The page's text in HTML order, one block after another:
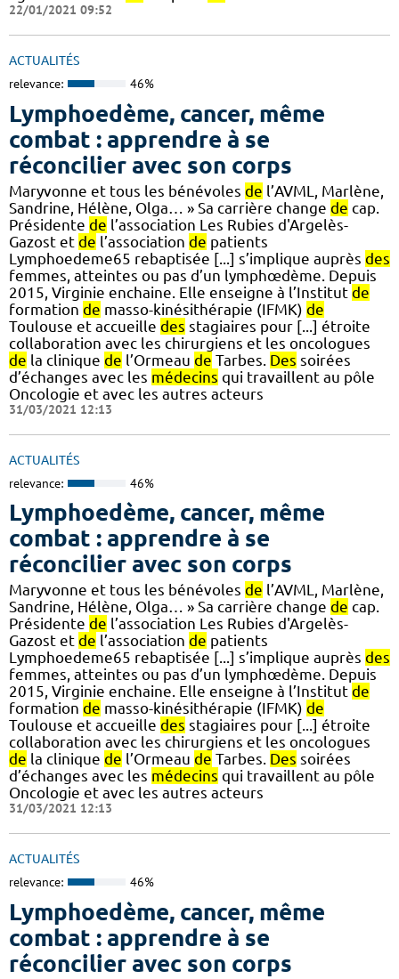
22/01/2021 09:52
ACTUALITÉS
relevance: 46%
Lymphoedème, cancer, même
combat : apprendre à se
réconcilier avec son corps
Maryvonne et tous les bénévoles de l’AVML, Marlène,
Sandrine, Hélène, Olga… » Sa carrière change de cap.
Présidente de l’association Les Rubies d'Argelès-
Gazost et de l’association de patients
Lymphoedeme65 rebaptisée [...] s’implique auprès des
femmes, atteintes ou pas d’un lymphœdème. Depuis
2015, Virginie enchaine. Elle enseigne à l’Institut de
formation de masso-kinésithérapie (IFMK) de
Toulouse et accueille des stagiaires pour [...] étroite
collaboration avec les chirurgiens et les oncologues
de la clinique de l’Ormeau de Tarbes. Des soirées
d’échanges avec les médecins qui travaillent au pôle
Oncologie et avec les autres acteurs
31/03/2021 12:13
ACTUALITÉS
relevance: 46%
Lymphoedème, cancer, même
combat : apprendre à se
réconcilier avec son corps
Maryvonne et tous les bénévoles de l’AVML, Marlène,
Sandrine, Hélène, Olga… » Sa carrière change de cap.
Présidente de l’association Les Rubies d'Argelès-
Gazost et de l’association de patients
Lymphoedeme65 rebaptisée [...] s’implique auprès des
femmes, atteintes ou pas d’un lymphœdème. Depuis
2015, Virginie enchaine. Elle enseigne à l’Institut de
formation de masso-kinésithérapie (IFMK) de
Toulouse et accueille des stagiaires pour [...] étroite
collaboration avec les chirurgiens et les oncologues
de la clinique de l’Ormeau de Tarbes. Des soirées
d’échanges avec les médecins qui travaillent au pôle
Oncologie et avec les autres acteurs
31/03/2021 12:13
ACTUALITÉS
relevance: 46%
Lymphoedème, cancer, même
combat : apprendre à se
réconcilier avec son corps